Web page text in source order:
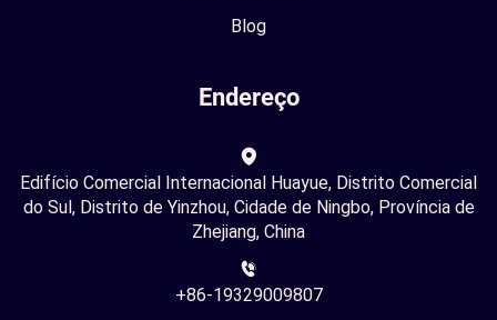
Blog
Endereço
Edifício Comercial Internacional Huayue, Distrito Comercial
do Sul, Distrito de Yinzhou, Cidade de Ningbo, Província de
Zhejiang, China
+86-19329009807